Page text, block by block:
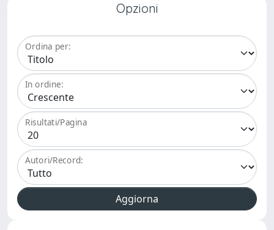
Opzioni
Ordina per:
In ordine:
Risultati/Pagina
Autori/Record: